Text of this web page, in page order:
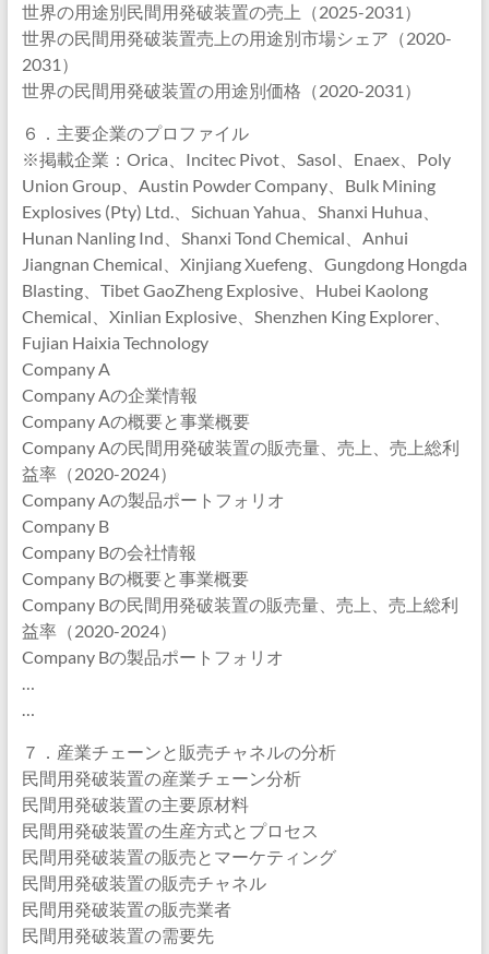
世界の用途別民間用発破装置の売上（2025-2031）
世界の民間用発破装置売上の用途別市場シェア（2020-
2031）
世界の民間用発破装置の用途別価格（2020-2031）
６．主要企業のプロファイル
※掲載企業：Orica、Incitec Pivot、Sasol、Enaex、Poly
Union Group、Austin Powder Company、Bulk Mining
Explosives (Pty) Ltd.、Sichuan Yahua、Shanxi Huhua、
Hunan Nanling Ind、Shanxi Tond Chemical、Anhui
Jiangnan Chemical、Xinjiang Xuefeng、Gungdong Hongda
Blasting、Tibet GaoZheng Explosive、Hubei Kaolong
Chemical、Xinlian Explosive、Shenzhen King Explorer、
Fujian Haixia Technology
Company A
Company Aの企業情報
Company Aの概要と事業概要
Company Aの民間用発破装置の販売量、売上、売上総利
益率（2020-2024）
Company Aの製品ポートフォリオ
Company B
Company Bの会社情報
Company Bの概要と事業概要
Company Bの民間用発破装置の販売量、売上、売上総利
益率（2020-2024）
Company Bの製品ポートフォリオ
…
…
７．産業チェーンと販売チャネルの分析
民間用発破装置の産業チェーン分析
民間用発破装置の主要原材料
民間用発破装置の生産方式とプロセス
民間用発破装置の販売とマーケティング
民間用発破装置の販売チャネル
民間用発破装置の販売業者
民間用発破装置の需要先